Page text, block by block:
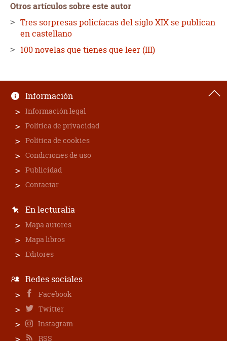
Otros artículos sobre este autor
Tres sorpresas policíacas del siglo XIX se publican
en castellano
100 novelas que tienes que leer (III)
Información
Información legal
Política de privacidad
Política de cookies
Condiciones de uso
Publicidad
Contactar
En lecturalia
Mapa autores
Mapa libros
Editores
Redes sociales
Facebook
Twitter
Instagram
RSS